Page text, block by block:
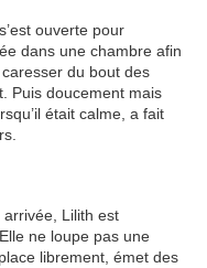
ouverte pour
dans une chambre afin
du bout des
Puis doucement mais
était calme, a fait
arrivée, Lilith est
ne loupe pas une
librement, émet des